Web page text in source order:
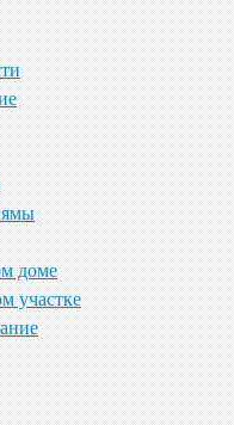
ямы
доме
участке